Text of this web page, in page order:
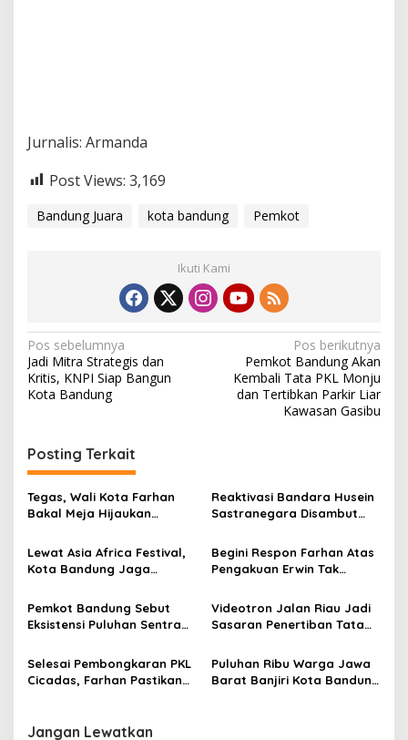
Jurnalis: Armanda
Post Views: 3,169
Bandung Juara kota bandung Pemkot
Ikuti Kami
N
a
v
g
a
s
p
o
s
Pos sebelumnya
Jadi Mitra Strategis dan
Kritis, KNPI Siap Bangun
Kota Bandung
Pos berikutnya
Pemkot Bandung Akan
Kembali Tata PKL Monju
dan Tertibkan Parkir Liar
Kawasan Gasibu
Posting Terkait
Tegas, Wali Kota Farhan
Bakal Meja Hijaukan
Riau
Reaktivasi Bandara Husein
Sastranegara Disambut
Air Jet
Lewat Asia Africa Festival,
Kota Bandung Jaga
Global
Begini Respon Farhan Atas
Pengakuan Erwin Tak
Pemerintahan
Pemkot Bandung Sebut
Eksistensi Puluhan Sentra
PDRB Terbesar
Videotron Jalan Riau Jadi
Sasaran Penertiban Tata
Selesai Pembongkaran PKL
Cicadas, Farhan Pastikan
Puluhan Ribu Warga Jawa
Barat Banjiri Kota Bandung
Jangan Lewatkan